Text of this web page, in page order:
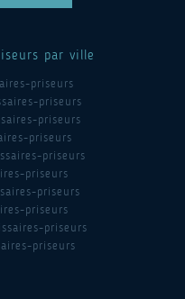
par ville
priseurs
priseurs
priseurs
priseurs
priseurs
priseurs
priseurs
priseurs
priseurs
priseurs